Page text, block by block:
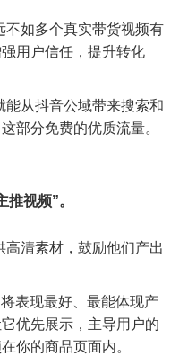
不如多个真实带货视频有
用户信任，提升转化
能从抖音公域带来搜索和
部分免费的优质流量。
视频”。
高清素材，鼓励他们产出
将表现最好、最能体现产
优先展示，主导用户的
你的商品页面内。